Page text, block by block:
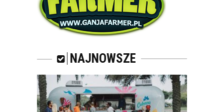
NAJNOWSZE